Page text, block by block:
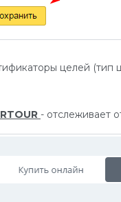
целей (тип
- отслеживает